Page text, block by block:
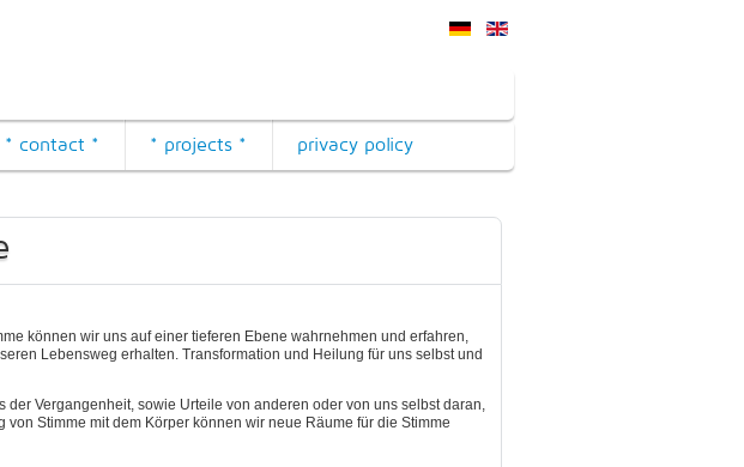
* contact * * projects * privacy policy
können wir uns auf einer tieferen Ebene wahrnehmen und erfahren,
Lebensweg erhalten. Transformation und Heilung für uns selbst und
Vergangenheit, sowie Urteile von anderen oder von uns selbst daran,
Stimme mit dem Körper können wir neue Räume für die Stimme